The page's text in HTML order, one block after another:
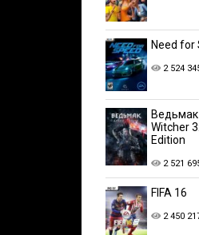
Need for
2 524
Witcher
Edition
2 521
FIFA 16
2 450